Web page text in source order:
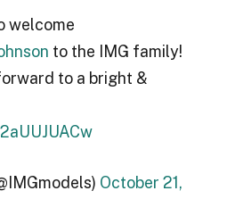
welcome
to the IMG family!
to a bright &
October 21,